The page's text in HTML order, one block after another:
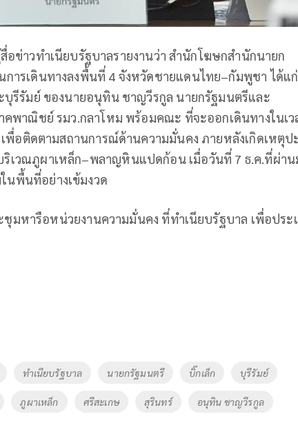
อข่าวทำเนียบรัฐบาลรายงานว่า สำนักโฆษกสำนักนายก
ารเดินทางลงพื้นที่ 4 จังหวัดชายแดนไทย–กัมพูชา ได้แก่
บุรีรัมย์ ของนายอนุทิน ชาญวีรกูล นายกรัฐมนตรีและ
พาณิชย์ รมว.กลาโหม พร้อมคณะ ที่จะออกเดินทางในเว
พื่อติดตามสถานการณ์ด้านความมั่นคง ภายหลังเกิดเหตุป
ริเวณภูผาเหล็ก–พลาญหินแปดก้อน เมื่อวันที่ 7 ธ.ค.ที่ผ่าน
นพื้นที่อย่างเข้มงวด
ชุมหารือหน่วยงานความมั่นคง ที่ทำเนียบรัฐบาล เพื่อประ
ทำเนียบรัฐบาล นายกรัฐมนตรี บิ๊กเล็ก บุรีรัมย์
ภูผาเหล็ก ศรีสะเกษ สุรินทร์ อนุทิน ชาญวีรกูล